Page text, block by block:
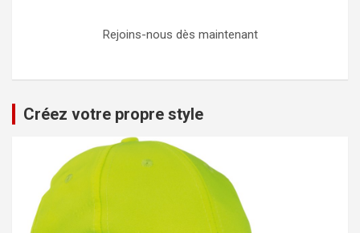
Rejoins-nous dès maintenant
Créez votre propre style